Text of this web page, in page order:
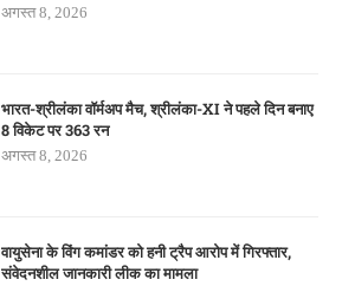
अगस्त 8, 2026
भारत-श्रीलंका वॉर्मअप मैच, श्रीलंका-XI ने पहले दिन बनाए
8 विकेट पर 363 रन
अगस्त 8, 2026
वायुसेना के विंग कमांडर को हनी ट्रैप आरोप में गिरफ्तार,
संवेदनशील जानकारी लीक का मामला